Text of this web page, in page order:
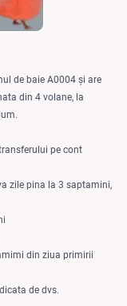
de baie A0004 și are
din 4 volane, la
pe cont
zile pina la 3 saptamini,
din ziua primirii
de dvs.